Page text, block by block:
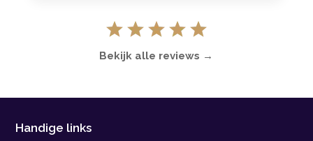
Bekijk alle reviews →
Handige links